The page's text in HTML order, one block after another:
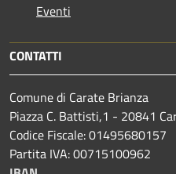
Eventi
CONTATTI
Comune di Carate Brianza
Piazza C. Battisti,1 - 20841
Codice Fiscale: 01495680157
Partita IVA: 00715100962